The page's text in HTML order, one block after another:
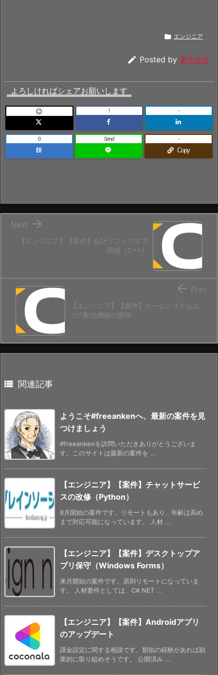
 エンジニア
 Posted by 案件担当
よろしければシェアお願いします
 ! -
B!
0 Send
Copy
-
【エンジニア】【案件】会計ソフトウエア
開発（C++）

Next
【エンジニア】【案件】ゲームシステム上
での配信機能の開発
 Prev
 関連記事
ようこそ#freeankenへ、最新の案件を見
つけましょう
#freeankenを訪問いただきありがとうございま
す。このサイトは最新の案件を ...
【エンジニア】【案件】チャットサービ
スの改修（Python）
8月開始の案件です。リモートもあり、年齢は高め
まで対応可能になっています。 人材 ...
【エンジニア】【案件】デスクトップア
プリ保守（Windows Forms）
来月開始の案件です。原則リモートになっていま
す。 人材要件としては、C#.NET ...
【エンジニア】【案件】Androidアプリ
のアップデート
課金設定に関する相談です。類似の経験があれば副
業的に取り組めそうです。 公開済み ...